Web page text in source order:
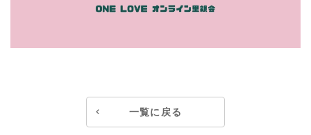
一覧に戻る